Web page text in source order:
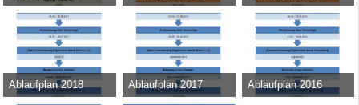
Admin-22. Juni 2020
39.162
0
Admin-17. Juni 2019
35.149
0
Admin-23. April 2018
37.889
0
Ablaufplan 2018
Admin-30. Mai 2017
Ablaufplan 2017
Admin-18. August 2016
Ablaufplan 2016
Admin-22. Juli 2015